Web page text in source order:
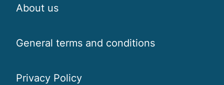
About us
General terms and conditions
Privacy Policy